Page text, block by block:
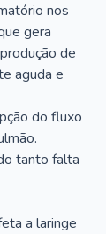
nos
gera
de
aguda e
do fluxo
tanto falta
a laringe